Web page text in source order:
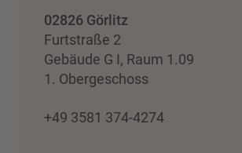
02826 Görlitz
Furtstraße 2
Gebäude G I, Raum 1.09
1. Obergeschoss
+49 3581 374-4274